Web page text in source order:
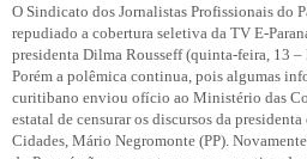
O Sindicato dos Jornalistas Profissionais do
repudiado a cobertura seletiva da TV E-
presidenta Dilma Rousseff (quinta-feira, 13
Porém a polêmica continua, pois algumas
curitibano enviou ofício ao Ministério das
estatal de censurar os discursos da
Cidades, Mário Negromonte (PP).